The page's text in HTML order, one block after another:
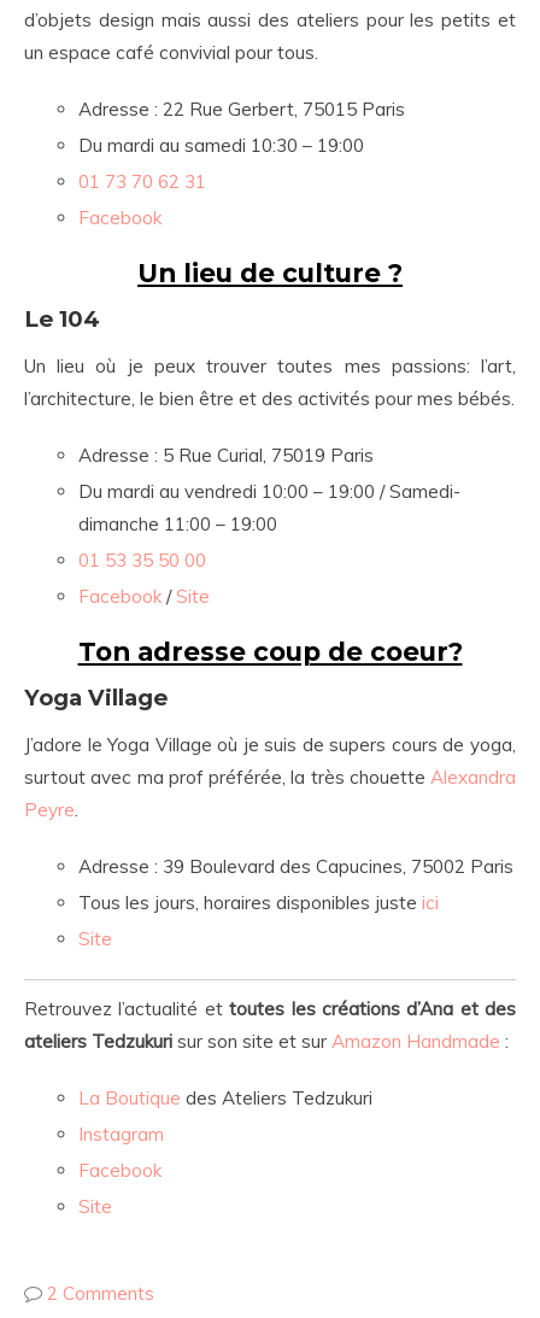
d’objets design mais aussi des ateliers pour les petits et
un espace café convivial pour tous.
Adresse : 22 Rue Gerbert, 75015 Paris
Du mardi au samedi 10:30 – 19:00
01 73 70 62 31
Facebook
Un lieu de culture ?
Le 104
Un lieu où je peux trouver toutes mes passions: l’art,
l’architecture, le bien être et des activités pour mes bébés.
Adresse : 5 Rue Curial, 75019 Paris
Du mardi au vendredi 10:00 – 19:00 / Samedi-
dimanche 11:00 – 19:00
01 53 35 50 00
Facebook /Site
Ton adresse coup de coeur?
Yoga Village
J’adore le Yoga Village où je suis de supers cours de yoga,
surtout avec ma prof préférée, la très chouette Alexandra
Peyre
Adresse : 39 Boulevard des Capucines, 75002 Paris
Tous les jours, horaires disponibles juste ici
Site
Retrouvez l’actualité ettoutes les créations d’Ana et des
ateliers Tedzukuri sur son site et sur Amazon Handmade :
La Boutique des Ateliers Tedzukuri
Instagram
Facebook
Site
2 Comments